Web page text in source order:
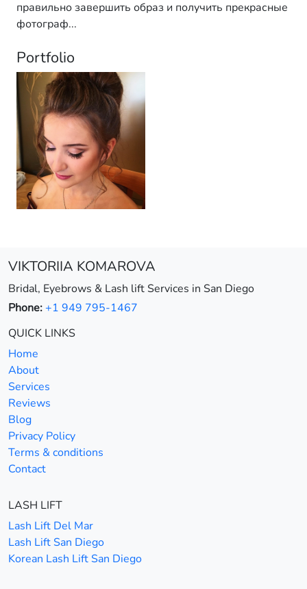
правильно завершить образ и получить прекрасные
фотограф...
Portfolio
VIKTORIIA KOMAROVA
Bridal, Eyebrows & Lash lift Services in San Diego
Phone:+1 949 795-1467
QUICK LINKS
Home
About
Services
Reviews
Blog
Privacy Policy
Terms & conditions
Contact
LASH LIFT
Lash Lift Del Mar
Lash Lift San Diego
Korean Lash Lift San Diego